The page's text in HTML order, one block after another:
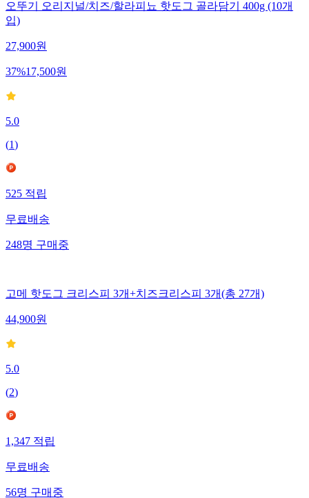
오뚜기 오리지널/치즈/할라피뇨 핫도그 골라담기 400g (10개
입)
27,900원
37%17,500원
5.0
(1)
525적립
무료배송
248명구매중
고메 핫도그 크리스피 3개+치즈크리스피 3개(총 27개)
44,900원
5.0
(2)
1,347적립
무료배송